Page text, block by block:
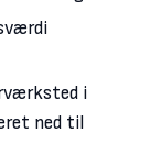
i
ned til